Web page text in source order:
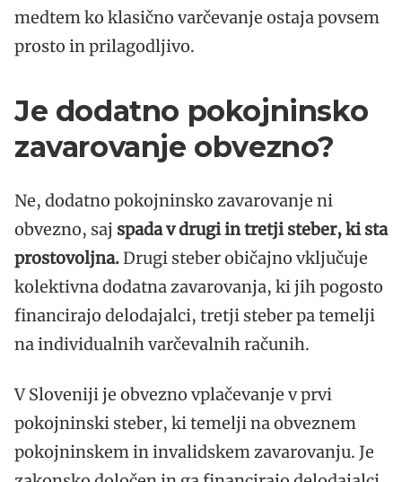
medtem ko klasično varčevanje ostaja povsem
prosto in prilagodljivo.
Je dodatno pokojninsko
zavarovanje obvezno?
Ne, dodatno pokojninsko zavarovanje ni
obvezno, saj spada v drugi in tretji steber, ki sta
prostovoljna. Drugi steber običajno vključuje
kolektivna dodatna zavarovanja, ki jih pogosto
financirajo delodajalci, tretji steber pa temelji
na individualnih varčevalnih računih.
V Sloveniji je obvezno vplačevanje v prvi
pokojninski steber, ki temelji na obveznem
pokojninskem in invalidskem zavarovanju. Je